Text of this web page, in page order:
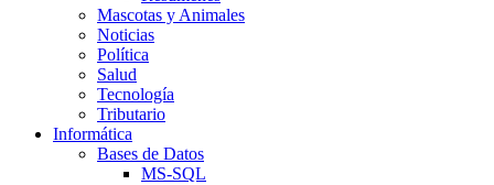
Mascotas y Animales
Noticias
Política
Salud
Tecnología
Tributario
Informática
Bases de Datos
MS-SQL